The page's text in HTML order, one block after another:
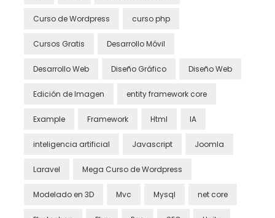
Curso de Wordpress curso php
Cursos Gratis Desarrollo Móvil
Desarrollo Web Diseño Gráfico Diseño Web
Edición de Imagen entity framework core
Example Framework Html IA
inteligencia artificial Javascript Joomla
Laravel Mega Curso de Wordpress
Modelado en 3D Mvc Mysql net core